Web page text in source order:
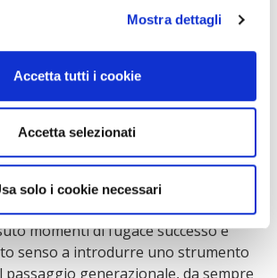
Mostra dettagli
Accetta tutti i cookie
Accetta selezionati
solo i cookie necessari
Roma TRE ha ribadito un
sarà ripetuto più volte nel corso del
dalla ricerca di Morrow Sodali:
un sistema migliore di un altro
valutata in riferimento alle più svariate
imprese e gli azionisti si trovano a
possiamo affermare che il sistema
momenti di fugace successo e
senso a introdurre uno strumento
passaggio generazionale, da sempre